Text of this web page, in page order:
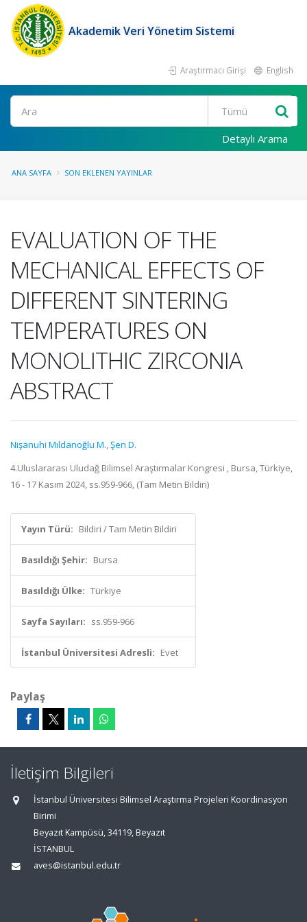
Akademik Veri Yönetim Sistemi
Araştırmacı Girişi English
Ara
Detaylı Arama
ANA SAYFA SON EKLENEN YAYINLAR
EVALUATION OF THE
MECHANICAL EFFECTS OF
DIFFERENT SINTERING
TEMPERATURES ON
MONOLITHIC ZIRCONIA
ABSTRACT
Nişanuhi Mıldanoğlu M.,Şen D.
4.Uluslararası Uludağ Bilimsel Araştırmalar Kongresi , Bursa, Türkiye,
16 - 17 Kasım 2024, ss.959-966, (Tam Metin Bildiri)
Yayın Türü: Bildiri / Tam Metin Bildiri
Basıldığı Şehir: Bursa
Basıldığı Ülke: Türkiye
Sayfa Sayıları: ss.959-966
İstanbul Üniversitesi Adresli: Evet
Paylaş
İletişim Bilgileri
İstanbul Üniversitesi Bilimsel Araştırma Projeleri Koordinasyon
Birimi
Beyazıt Kampüsü, 34119, Beyazıt
İSTANBUL
aves@istanbul.edu.tr